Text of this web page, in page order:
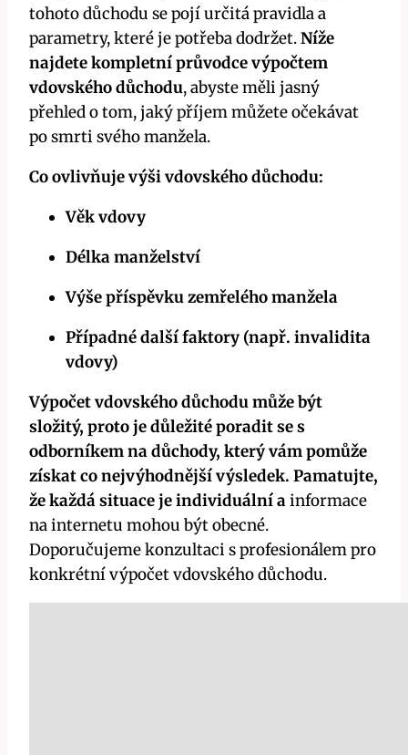
tohoto důchodu se pojí určitá pravidla a
parametry, které je potřeba dodržet.Níže
najdete kompletní průvodce výpočtem
vdovského důchodu, abyste měli jasný
přehled o tom, jaký příjem můžete očekávat
po smrti svého manžela.
Co ovlivňuje výši vdovského důchodu:
Věk vdovy
Délka manželství
Výše příspěvku zemřelého manžela
Případné další faktory (např. invalidita
vdovy)
Výpočet vdovského důchodu může být
složitý, proto je důležité poradit se s
odborníkem na důchody, který vám pomůže
získat co nejvýhodnější výsledek. Pamatujte,
že každá situace je individuální ainformace
na internetu mohou být obecné.
Doporučujeme konzultaci s profesionálem pro
konkrétní výpočet vdovského důchodu.